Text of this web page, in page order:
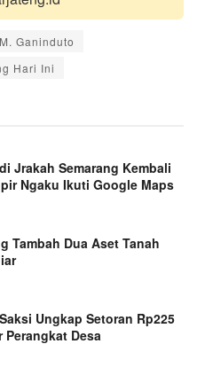
Ganinduto
Hari Ini
Jrakah Semarang Kembali
Ngaku Ikuti Google Maps
Tambah Dua Aset Tanah
Ungkap Setoran Rp225
Desa